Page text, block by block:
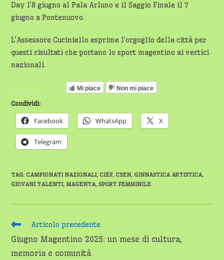
Day l’8 giugno al Pala Arluno e il Saggio Finale il 7
giugno a Pontenuovo.
L’Assessore Cuciniello esprime l’orgoglio della città per
questi risultati che portano lo sport magentino ai vertici
nazionali.
Mi piace Non mi piace
Condividi:
Facebook WhatsApp X
Telegram
TAG: CAMPIONATI NAZIONALI, CIEF, CSEN, GINNASTICA ARTISTICA,
GIOVANI TALENTI, MAGENTA, SPORT FEMMINILE
Leggi
articoli
Articolo precedente
Giugno Magentino 2025: un mese di cultura,
memoria e comunità